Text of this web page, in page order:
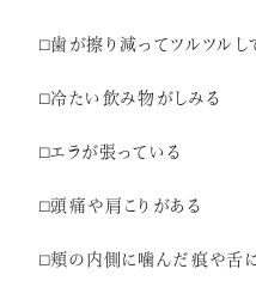
⬜︎歯が擦り減ってツルツルし
⬜︎冷たい飲み物がしみる
⬜︎エラが張っている
⬜︎頭痛や肩こりがある
⬜︎頬の内側に噛んだ痕や舌